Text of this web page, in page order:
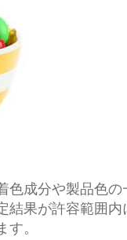
成分や製品色
果が許容範囲
。